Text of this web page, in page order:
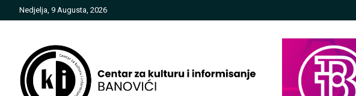
to
Nedjelja, 9 Augusta, 2026